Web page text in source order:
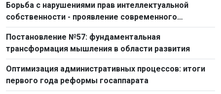
Борьба с нарушениями прав интеллектуальной
собственности - проявление современного
государственного управления
Постановление №57: фундаментальная
трансформация мышления в области развития
Оптимизация административных процессов: итоги
первого года реформы госаппарата